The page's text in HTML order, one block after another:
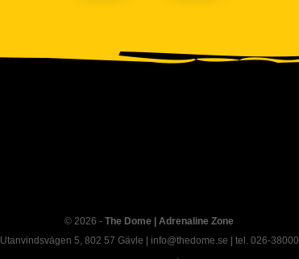
© 2026 - The Dome | Adrenaline Zone
Utanvindsvägen 5, 802 57 Gävle | info@thedome.se | tel. 026-38000